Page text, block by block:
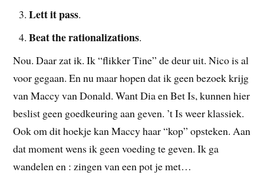
Lett it pass.
Beat the rationalizations.
Nou. Daar zat ik. Ik “flikker Tine” de deur uit. Nico is al
voor gegaan. En nu maar hopen dat ik geen bezoek krijg
van Maccy van Donald. Want Dia en Bet Is, kunnen hier
beslist geen goedkeuring aan geven. ’t Is weer klassiek.
Ook om dit hoekje kan Maccy haar “kop” opsteken. Aan
dat moment wens ik geen voeding te geven. Ik ga
wandelen en : zingen van een pot je met…